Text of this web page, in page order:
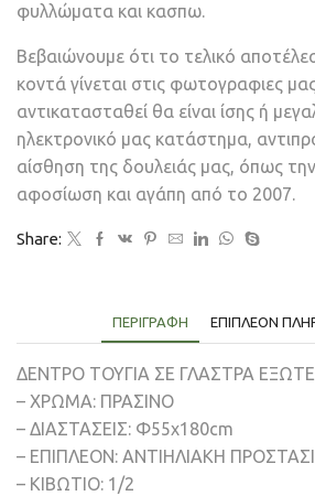
φυλλώματα και κασπω.
Βεβαιώνουμε ότι το τελικό
κοντά γίνεται στις φωτογραφιες
αντικατασταθεί θα είναι ίσης ή
ηλεκτρονικό μας κατάστημα,
αίσθηση της δουλειάς μας, όπως
αφοσίωση και αγάπη από το 2007.
Share:
ΠΕΡΙΓΡΑΦΉ ΕΠΙΠΛΈΟΝ
ΔΕΝΤΡΟ ΤΟΥΓΙΑ ΣΕ ΓΛΑΣΤΡΑ
– ΧΡΩΜΑ: ΠΡΑΣΙΝΟ
– ΔΙΑΣΤΑΣΕΙΣ: Φ55x180cm
– ΕΠΙΠΛΕΟΝ: ΑΝΤΙΗΛΙΑΚΗ
– ΚΙΒΩΤΙΟ: 1/2